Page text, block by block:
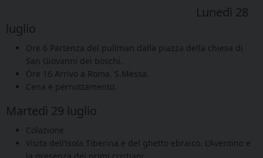
Lunedì 28
luglio
Ore 6 Partenza del pullman dalla piazza della chiesa di
San Giovanni dei boschi.
Ore 16 Arrivo a Roma. S.Messa.
Cena e pernottamento.
Martedì 29 luglio
Colazione
Visita dell’isola Tiberina e del ghetto ebraico. L’Aventino e